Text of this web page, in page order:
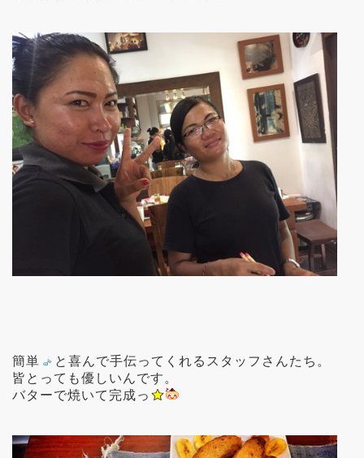
簡単
と喜んで手伝ってくれるスタッフさんたち。
皆とっても優しいんです。
バターで焼いて完成っ